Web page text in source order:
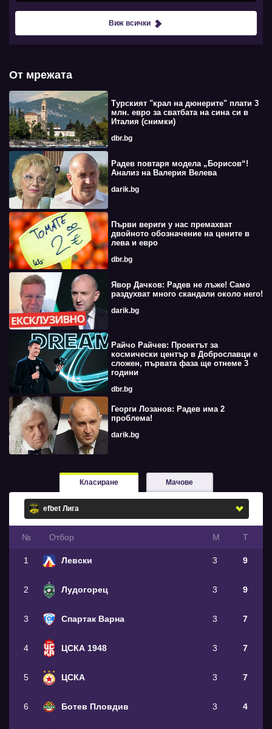
Виж всички
От мрежата
Турският "крал на дюнерите" плати 3
млн. евро за сватбата на сина си в
Италия (снимки)
dbr.bg
Радев повтаря модела „Борисов“!
Анализ на Валерия Велева
darik.bg
Първи вериги у нас премахват
двойното обозначение на цените в
лева и евро
dbr.bg
Явор Дачков: Радев не лъже! Само
раздухват много скандали около него!
darik.bg
Райчо Райчев: Проектът за
космически център в Доброславци е
сложен, първата фаза ще отнеме 3
години
dbr.bg
Георги Лозанов: Радев има 2
проблема!
darik.bg
Класиране Мачове
№ Oтбор М Т
1 Левски 3 9
2 Лудогорец 3 9
3 Спартак Варна 3 7
4 ЦСКА 1948 3 7
5 ЦСКА 3 7
6 Ботев Пловдив 3 4